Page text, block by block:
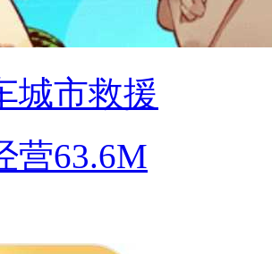
城市救援
营63.6M